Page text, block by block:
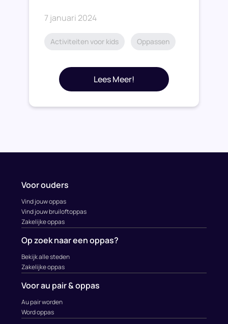
7 januari 2024
Activiteiten voor kids Oppassen
Lees Meer!
Voor ouders
Vind jouw oppas
Vind jouw bruiloftoppas
Zakelijke oppas
Op zoek naar een oppas?
Bekijk alle steden
Zakelijke oppas
Voor au pair & oppas
Au pair worden
Word oppas